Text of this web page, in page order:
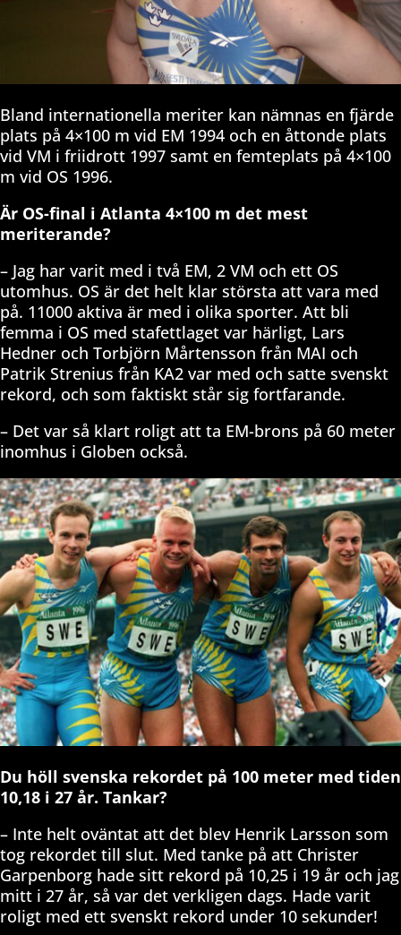
Bland internationella meriter kan nämnas en fjärde
plats på 4×100 m vid EM 1994 och en åttonde plats
vid VM i friidrott 1997 samt en femteplats på 4×100
m vid OS 1996.
Är OS-final i Atlanta 4×100 m det mest
meriterande?
– Jag har varit med i två EM, 2 VM och ett OS
utomhus. OS är det helt klar största att vara med
på. 11000 aktiva är med i olika sporter. Att bli
femma i OS med stafettlaget var härligt, Lars
Hedner och Torbjörn Mårtensson från MAI och
Patrik Strenius från KA2 var med och satte svenskt
rekord, och som faktiskt står sig fortfarande.
– Det var så klart roligt att ta EM-brons på 60 meter
inomhus i Globen också.
Du höll svenska rekordet på 100 meter med tiden
10,18 i 27 år. Tankar?
– Inte helt oväntat att det blev Henrik Larsson som
tog rekordet till slut. Med tanke på att Christer
Garpenborg hade sitt rekord på 10,25 i 19 år och jag
mitt i 27 år, så var det verkligen dags. Hade varit
roligt med ett svenskt rekord under 10 sekunder!